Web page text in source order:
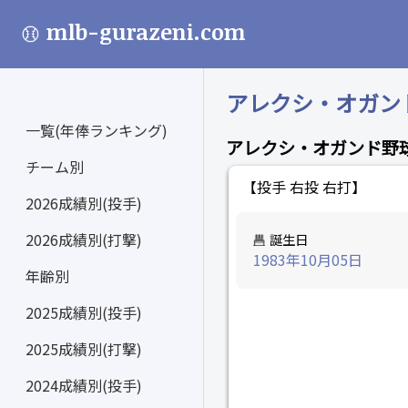
mlb-gurazeni.com
一覧(年俸ランキング)
チーム別
2026成績別(投手)
2026成績別(打撃)
年齢別
2025成績別(投手)
2025成績別(打撃)
2024成績別(投手)
アレクシ・オガ
アレクシ・オガンド野
【投手 右投 右打】
誕生日
1983年10月05日